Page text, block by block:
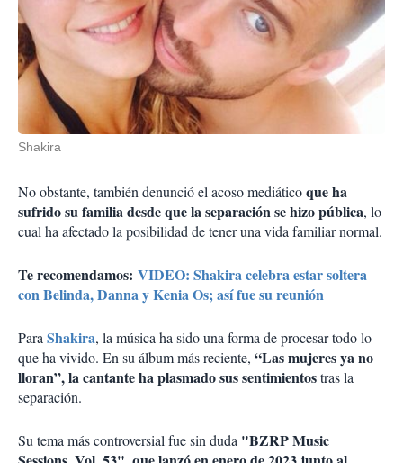
Shakira
No obstante, también denunció el acoso mediáticoque ha
sufrido su familia desde que la separación se hizo pública, lo
cual ha afectado la posibilidad de tener una vida familiar normal.
Te recomendamos: VIDEO: Shakira celebra estar soltera
con Belinda, Danna y Kenia Os; así fue su reunión
ParaShakira, la música ha sido una forma de procesar todo lo
que ha vivido. En su álbum más reciente, “Las mujeres ya no
lloran”, la cantante ha plasmado sus sentimientostras la
separación.
Su tema más controversial fue sin duda "BZRP Music